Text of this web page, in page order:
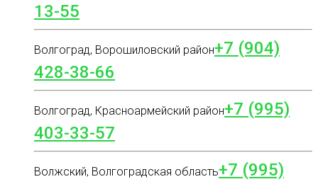
13-55
Волгоград, Ворошиловский район+7 (904)
428-38-66
Волгоград, Красноармейский район+7 (995)
403-33-57
Волжский, Волгоградская область+7 (995)